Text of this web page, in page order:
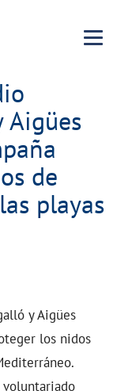
Menu
de
playas
y Aigües
los nidos
voluntariado